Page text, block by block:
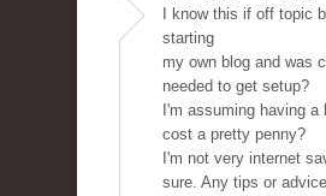
I know this if off topic
starting
my own blog and was
needed to get setup?
I'm assuming having a
cost a pretty penny?
I'm not very internet
sure. Any tips or advice